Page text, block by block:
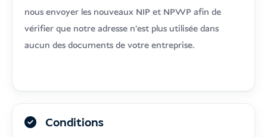
nous envoyer les nouveaux NIP et NPWP afin de
vérifier que notre adresse n'est plus utilisée dans
aucun des documents de votre entreprise.
Conditions